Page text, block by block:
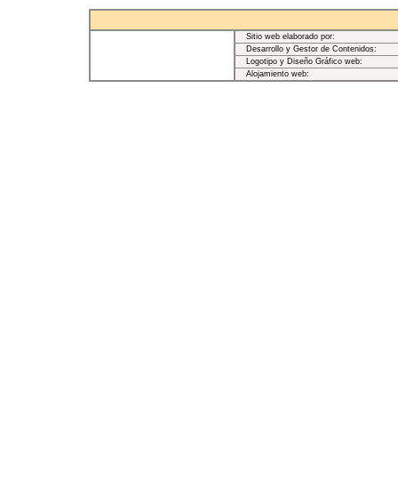
Sitio web elaborado por:
Desarrollo y Gestor de Contenidos:
Logotipo y Diseño Gráfico web:
Alojamiento web: